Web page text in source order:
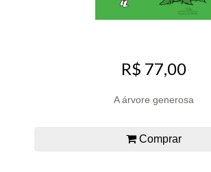
R$ 77,00
A árvore generosa
Comprar